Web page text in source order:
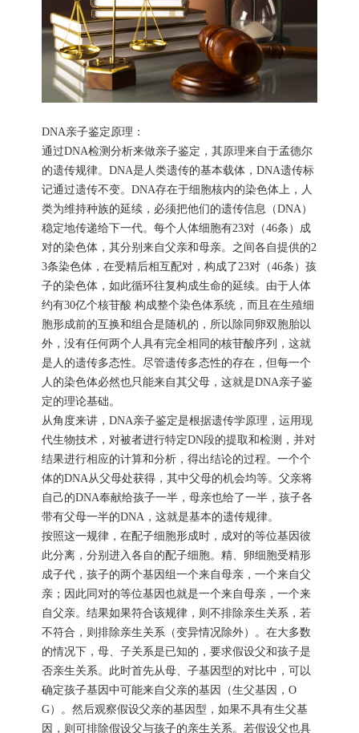
DNA亲子鉴定原理：
通过DNA检测分析来做亲子鉴定，其原理来自于孟德尔
的遗传规律。DNA是人类遗传的基本载体，DNA遗传标
记通过遗传不变。DNA存在于细胞核内的染色体上，人
类为维持种族的延续，必须把他们的遗传信息（DNA）
稳定地传递给下一代。每个人体细胞有23对（46条）成
对的染色体，其分别来自父亲和母亲。之间各自提供的2
3条染色体，在受精后相互配对，构成了23对（46条）孩
子的染色体，如此循环往复构成生命的延续。由于人体
约有30亿个核苷酸 构成整个染色体系统，而且在生殖细
胞形成前的互换和组合是随机的，所以除同卵双胞胎以
外，没有任何两个人具有完全相同的核苷酸序列，这就
是人的遗传多态性。尽管遗传多态性的存在，但每一个
人的染色体必然也只能来自其父母，这就是DNA亲子鉴
定的理论基础。
从角度来讲，DNA亲子鉴定是根据遗传学原理，运用现
代生物技术，对被者进行特定DN段的提取和检测，并对
结果进行相应的计算和分析，得出结论的过程。一个个
体的DNA从父母处获得，其中父母的机会均等。父亲将
自己的DNA奉献给孩子一半，母亲也给了一半，孩子各
带有父母一半的DNA，这就是基本的遗传规律。
按照这一规律，在配子细胞形成时，成对的等位基因彼
此分离，分别进入各自的配子细胞。精、卵细胞受精形
成子代，孩子的两个基因组一个来自母亲，一个来自父
亲；因此同对的等位基因也就是一个来自母亲，一个来
自父亲。结果如果符合该规律，则不排除亲生关系，若
不符合，则排除亲生关系（变异情况除外）。在大多数
的情况下，母、子关系是已知的，要求假设父和孩子是
否亲生关系。此时首先从母、子基因型的对比中，可以
确定孩子基因中可能来自父亲的基因（生父基因，O
G）。然后观察假设父亲的基因型，如果不具有生父基
因，则可排除假设父与孩子的亲生关系。若假设父也具